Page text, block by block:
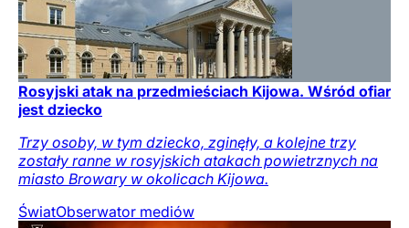
Rosyjski atak na przedmieściach Kijowa. Wśród ofiar
jest dziecko
Trzy osoby, w tym dziecko, zginęły, a kolejne trzy
zostały ranne w rosyjskich atakach powietrznych na
miasto Browary w okolicach Kijowa.
ŚwiatObserwator mediów